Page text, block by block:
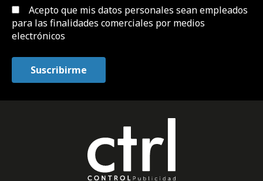
Acepto que mis datos personales sean empleados
para las finalidades comerciales por medios
electrónicos